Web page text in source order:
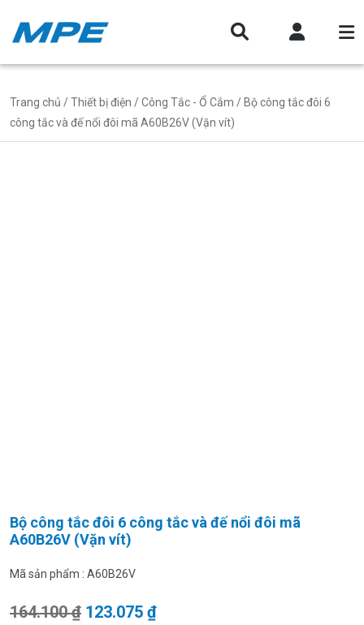
Trang chủ /Thiết bị điện /Công Tắc - Ổ Cắm / Bộ công tắc đôi 6
công tắc và đế nổi đôi mã A60B26V (Vặn vít)
Bộ công tắc đôi 6 công tắc và đế nổi đôi mã
A60B26V (Vặn vít)
Mã sản phẩm : A60B26V
164.100₫ Giá gốc là: 164.100 ₫.
123.075 ₫Giá hiện tại là: 123.075 ₫.